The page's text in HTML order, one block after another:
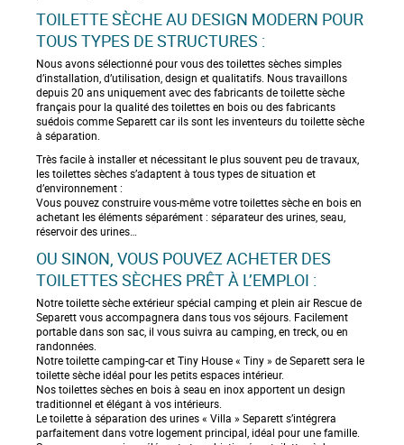
TOILETTE SÈCHE AU DESIGN MODERN POUR
TOUS TYPES DE STRUCTURES :
Nous avons sélectionné pour vous des toilettes sèches simples
d’installation, d’utilisation, design et qualitatifs. Nous travaillons
depuis 20 ans uniquement avec des fabricants de toilette sèche
français pour la qualité des toilettes en bois ou des fabricants
suédois comme Separett car ils sont les inventeurs du toilette sèche
à séparation.
Très facile à installer et nécessitant le plus souvent peu de travaux,
les toilettes sèches s’adaptent à tous types de situation et
d’environnement :
Vous pouvez construire vous-même votre toilettes sèche en bois en
achetant les éléments séparément : séparateur des urines, seau,
réservoir des urines…
OU SINON, VOUS POUVEZ ACHETER DES
TOILETTES SÈCHES PRÊT À L’EMPLOI :
Notre toilette sèche extérieur spécial camping et plein air Rescue de
Separett vous accompagnera dans tous vos séjours. Facilement
portable dans son sac, il vous suivra au camping, en treck, ou en
randonnées.
Notre toilette camping-car et Tiny House « Tiny » de Separett sera le
toilette sèche idéal pour les petits espaces intérieur.
Nos toilettes sèches en bois à seau en inox apportent un design
traditionnel et élégant à vos intérieurs.
Le toilette à séparation des urines « Villa » Separett s’intégrera
parfaitement dans votre logement principal, idéal pour une famille.
p
a
g
e